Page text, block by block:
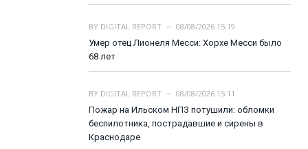
BY DIGITAL REPORT
08/08/2026 15:19
Умер отец Лионеля Месси: Хорхе Месси было
68 лет
BY DIGITAL REPORT
08/08/2026 15:11
Пожар на Ильском НПЗ потушили: обломки
беспилотника, пострадавшие и сирены в
Краснодаре